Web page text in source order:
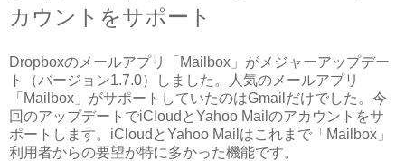
カウントをサポート
Dropboxのメールアプリ「Mailbox」がメジャーアップデー
ト（バージョン1.7.0）しました。人気のメールアプリ
「Mailbox」がサポートしていたのはGmailだけでした。今
回のアップデートでiCloudとYahoo Mailのアカウントをサ
ポートします。iCloudとYahoo Mailはこれまで「Mailbox」
利用者からの要望が特に多かった機能です。